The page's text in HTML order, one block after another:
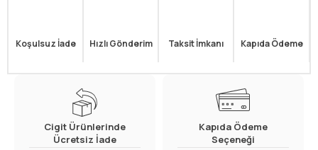
Koşulsuz İade Hızlı Gönderim Taksit İmkanı Kapıda Ödeme
Cigit Ürünlerinde
Ücretsiz İade
Kapıda Ödeme
Seçeneği